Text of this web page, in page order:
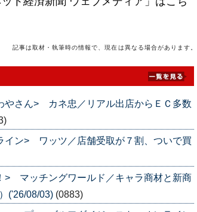
記事は取材・執筆時の情報で、現在は異なる場合があります。
やさん> カネ忠／リアル出店からＥＣ多数
ン> ワッツ／店舗受取が７割、ついで買
> マッチングワールド／キャラ商材と新商
('26/08/03) (0883)